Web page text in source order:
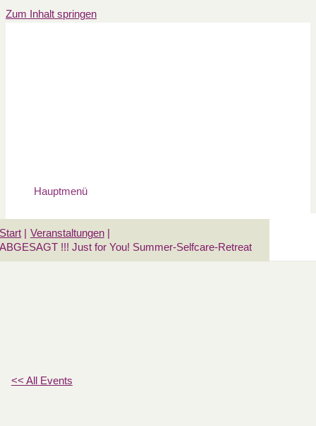
Zum Inhalt springen
Hauptmenü
Start
Veranstaltungen
ABGESAGT !!! Just for You! Summer-Selfcare-Retreat
<< All Events